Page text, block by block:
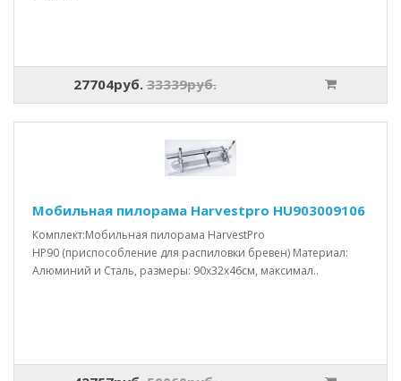
27704руб. 33339руб.
Мобильная пилорама Harvestpro HU903009106
Комплект:Мобильная пилорама HarvestPro
HP90 (приспособление для распиловки бревен) Материал:
Алюминий и Сталь, размеры: 90x32x46см, максимал..